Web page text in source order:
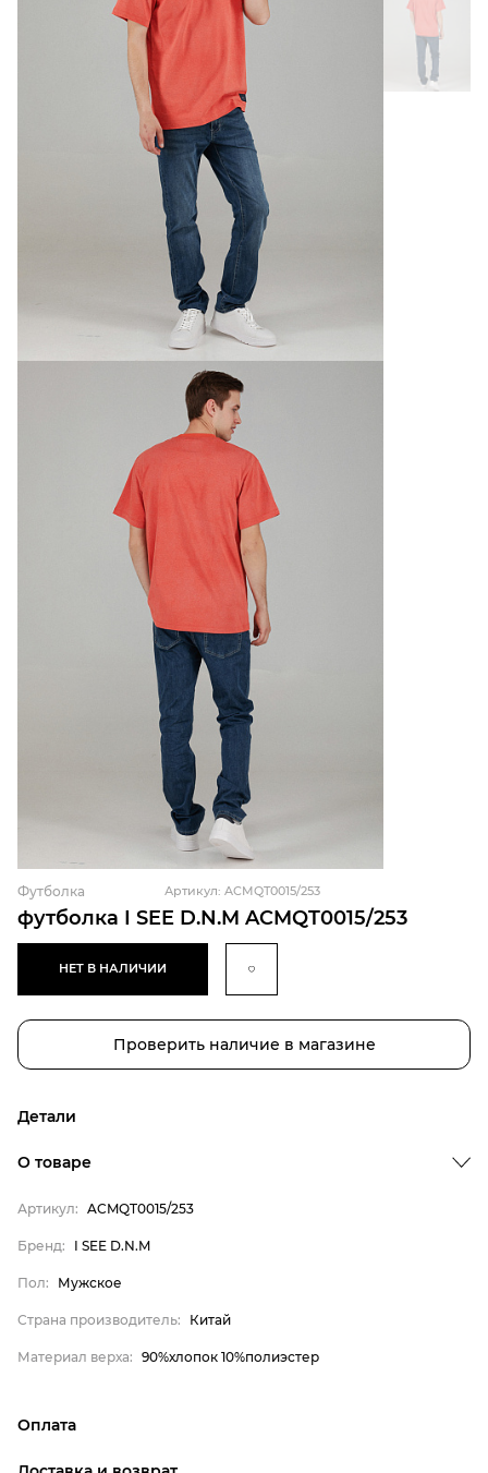
футболка I SEE D.N.M ACMQT0015/253
Футболка Артикул: ACMQT0015/253
НЕТ В НАЛИЧИИ
Проверить наличие в магазине
Детали
Страна производитель
Материал верха
О товаре
Артикул: ACMQT0015/253
Бренд: I SEE D.N.M
Пол: Мужское
Страна производитель: Китай
Материал верха: 90%хлопок 10%полиэстер
Оплата